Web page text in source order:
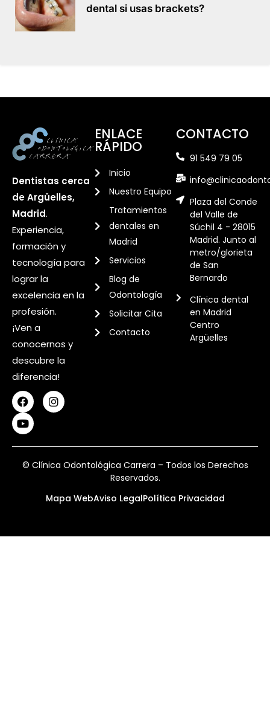
dental si usas brackets?
Dentistas cerca
de Argüelles,
Madrid.
Experiencia,
formación y
tecnología para
lograr la
excelencia en la
profesión.
¡Ven a
conocernos y
descubre la
diferencia!
ENLACE
RÁPIDO
Inicio
Nuestro Equipo
Tratamientos
dentales en
Madrid
Servicios
Blog de
Odontología
Solicitar Cita
Contacto
CONTACTO
91 549 79 05
Plaza del Conde
del Valle de
Súchil 4 - 28015
Madrid. Junto al
metro/glorieta
de San
Bernardo
Clínica dental
en Madrid
Centro
Argüelles
© Clínica Odontológica Carrera – Todos los Derechos
Reservados.
Mapa WebAviso LegalPolítica Privacidad